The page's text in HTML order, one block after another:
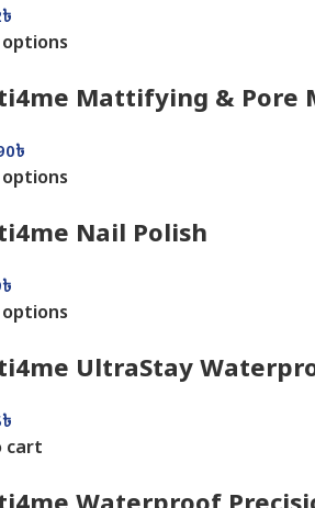
৳
Mattifying & Pore
৳
Nail Polish
৳
UltraStay
৳
cart